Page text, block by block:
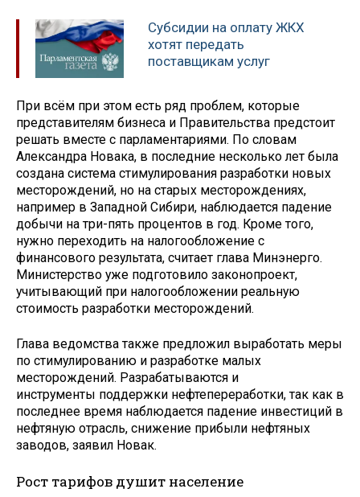
Субсидии на оплату ЖКХ
хотят передать
поставщикам услуг
При всём при этом есть ряд проблем, которые
представителям бизнеса и Правительства предстоит
решать вместе с парламентариями. По словам
Александра Новака, в последние несколько лет была
создана система стимулирования разработки новых
месторождений, но на старых месторождениях,
например в Западной Сибири, наблюдается падение
добычи на три-пять процентов в год. Кроме того,
нужно переходить на налогообложение с
финансового результата, считает глава Минэнерго.
Министерство уже подготовило законопроект,
учитывающий при налогообложении реальную
стоимость разработки месторождений.
Глава ведомства также предложил выработать меры
по стимулированию и разработке малых
месторождений. Разрабатываются и
инструменты поддержки нефтепереработки, так как в
последнее время наблюдается падение инвестиций в
нефтяную отрасль, снижение прибыли нефтяных
заводов, заявил Новак.
Рост тарифов душит население